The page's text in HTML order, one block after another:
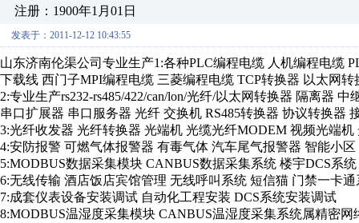
注册：1900年1月01日
发表于：2011-12-12 10:43:55
山东济南伦渠公司专业生产1:各种PLC编程电缆 人机编程电缆
下载线 西门子MPI编程电缆 三菱编程电缆 TCP转换器 以太网转
2:专业生产rs232-rs485/422/can/lon/光纤/以太网转换器 隔离器 中
串口扩展器 串口服务器 光纤 交换机 RS485转换器 协议转换器
3:光纤收发器 光纤转换器 光端机 光缆光纤MODEM 视频光端机
4:安防报警 可燃气体报警器 有毒气体 汽车尾气报警器 智能小区
5:MODBUS数据采集模块 CANBUS数据采集系统 楼宇DCS系
6:无线传输 酒店饭店宾馆管理 无线呼叫系统 短信猫 门禁一卡通
7:成套仪表设备安装调试 自动化工程安装 DCS系统安装调试
8:MODBUS温湿度采集模块 CANBUS温湿度采集系统属精密网